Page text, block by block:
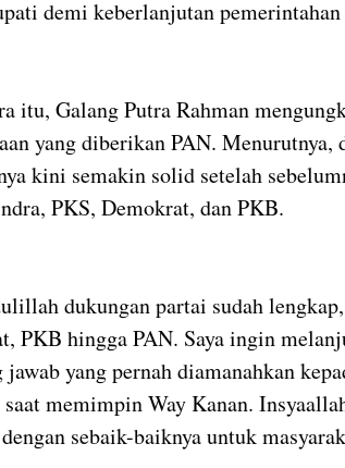
demi keberlanjutan pemerintahan
itu, Galang Putra Rahman
yang diberikan PAN.
kini semakin solid setelah
PKS, Demokrat, dan PKB.
dukungan partai sudah
PKB hingga PAN. Saya ingin
jawab yang pernah diamanahkan
memimpin Way Kanan.
sebaik-baiknya untuk